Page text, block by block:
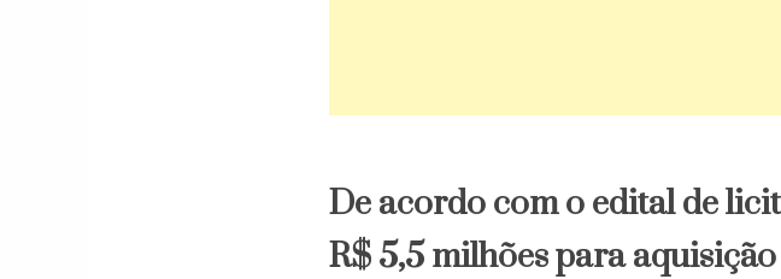
De acordo com o edital de
R$ 5,5 milhões para